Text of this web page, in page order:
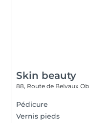
Skin beauty
88, Route de Belvaux
Pédicure
Vernis pieds